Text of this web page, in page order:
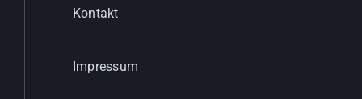
Kontakt
Impressum